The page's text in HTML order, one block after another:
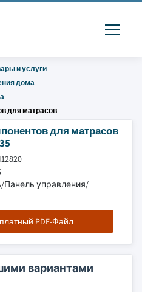
и услуги
дома
для матрасов
для матрасов
Панель управления/
PDF-Файл
вариантами